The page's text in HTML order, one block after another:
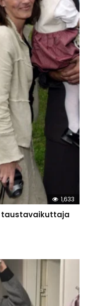
1,633
taustavaikuttaja